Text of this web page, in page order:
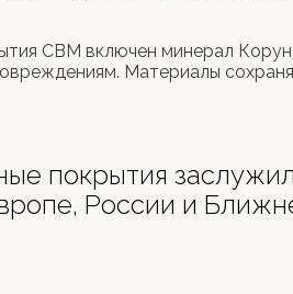
CBM включен минерал
Материалы
покрытия
России и